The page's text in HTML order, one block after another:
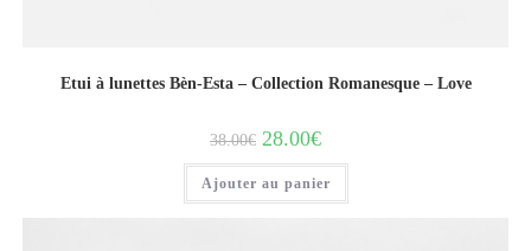
Etui à lunettes Bèn-Esta – Collection Romanesque – Love
38.00€ 28.00€
Ajouter au panier